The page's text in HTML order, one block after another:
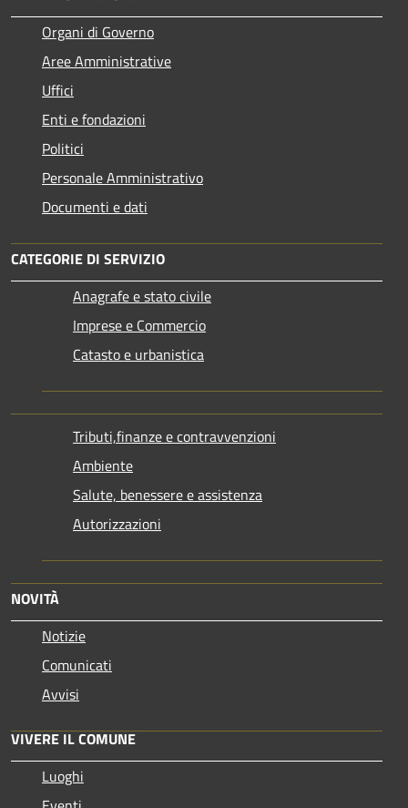
Organi di Governo
Aree Amministrative
Uffici
Enti e fondazioni
Politici
Personale Amministrativo
Documenti e dati
CATEGORIE DI SERVIZIO
Anagrafe e stato civile
Imprese e Commercio
Catasto e urbanistica
Tributi,finanze e contravvenzioni
Ambiente
Salute, benessere e assistenza
Autorizzazioni
NOVITÀ
Notizie
Comunicati
Avvisi
VIVERE IL COMUNE
Luoghi